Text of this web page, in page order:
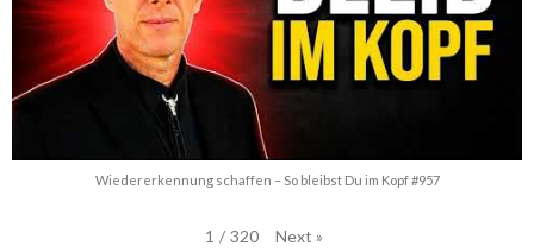
Wiedererkennung schaffen – So bleibst Du im Kopf #957
1 / 320 Next »